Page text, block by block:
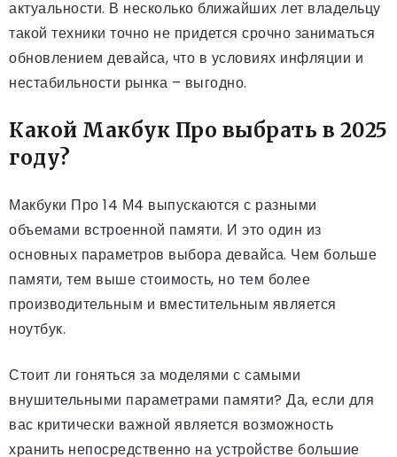
актуальности. В несколько ближайших лет владельцу
такой техники точно не придется срочно заниматься
обновлением девайса, что в условиях инфляции и
нестабильности рынка – выгодно.
Какой Макбук Про выбрать в 2025
году?
Макбуки Про 14 М4 выпускаются с разными
объемами встроенной памяти. И это один из
основных параметров выбора девайса. Чем больше
памяти, тем выше стоимость, но тем более
производительным и вместительным является
ноутбук.
Стоит ли гоняться за моделями с самыми
внушительными параметрами памяти? Да, если для
вас критически важной является возможность
хранить непосредственно на устройстве большие